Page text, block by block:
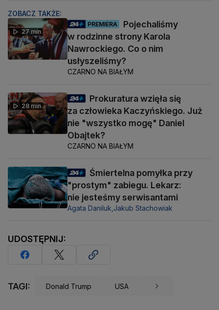
ZOBACZ TAKŻE:
27 min
PREMIERA
Pojechaliśmy
w rodzinne strony Karola
Nawrockiego. Co o nim
usłyszeliśmy?
CZARNO NA BIAŁYM
28 min
Prokuratura wzięła się
za człowieka Kaczyńskiego. Już
nie "wszystko mogę" Daniel
Obajtek?
CZARNO NA BIAŁYM
Śmiertelna pomyłka przy
"prostym" zabiegu. Lekarz:
nie jesteśmy serwisantami
Agata Daniluk,Jakub Stachowiak
UDOSTĘPNIJ:
TAGI: Donald Trump USA